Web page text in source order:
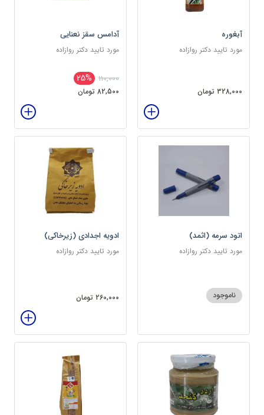
آبغوره
مورد تایید دکتر روازاده
328,000 تومان
آدامس سقز نعنایی
مورد تایید دکتر روازاده
110,000
25%
82,500 تومان
اتود سرمه (اثمد)
مورد تایید دکتر روازاده
ناموجود
ادویه اجدادی (زیرخاکی)
مورد تایید دکتر روازاده
260,000 تومان